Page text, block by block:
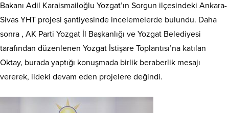
Bakanı Adil Karaismailoğlu Yozgat’ın Sorgun ilçesindeki Ankara-
Sivas YHT projesi şantiyesinde incelemelerde bulundu. Daha
sonra , AK Parti Yozgat İl Başkanlığı ve Yozgat Belediyesi
tarafından düzenlenen Yozgat İstişare Toplantısı’na katılan
Oktay, burada yaptığı konuşmada birlik beraberlik mesajı
vererek, ildeki devam eden projelere değindi.